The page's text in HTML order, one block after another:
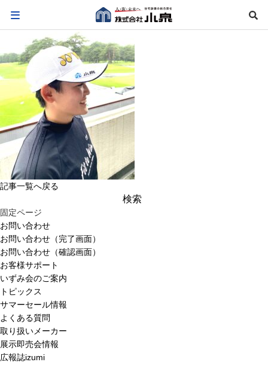
記事一覧へ戻る
索:
固定ページ
お問い合わせ
お問い合わせ（完了画面）
お問い合わせ（確認画面）
お客様サポート
いずみ会のご案内
トピックス
サマーセール情報
よくある質問
取り扱いメーカー
展示即売会情報
広報誌izumi